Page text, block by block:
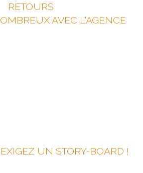
RETOURS
AVEC L'AGENCE
UN STORY-BOARD !